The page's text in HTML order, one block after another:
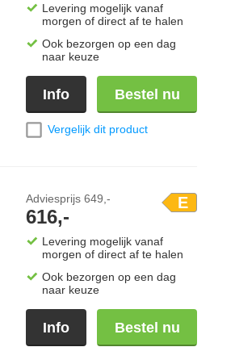
Levering mogelijk vanaf
morgen of direct af te halen
Ook bezorgen op een dag
naar keuze
Info Bestel nu
Vergelijk dit product
E
Adviesprijs 649,-
616,-
Levering mogelijk vanaf
morgen of direct af te halen
Ook bezorgen op een dag
naar keuze
Info Bestel nu